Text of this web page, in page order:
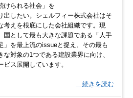
けられる社会」を
出したい。シェルフィー株式会社はそ
考えを根底にした会社組織です。現
国として最も大きな課題である「人手
」を最上流のissueと捉え、その最も
な対象の1つである建設業界に向け、
ビス展開しています。
…続きを読む